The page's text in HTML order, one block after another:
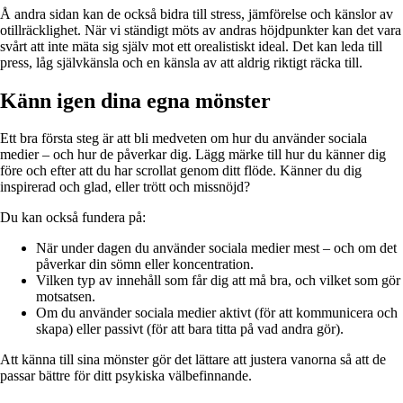
Å andra sidan kan de också bidra till stress, jämförelse och känslor av
otillräcklighet. När vi ständigt möts av andras höjdpunkter kan det vara
svårt att inte mäta sig själv mot ett orealistiskt ideal. Det kan leda till
press, låg självkänsla och en känsla av att aldrig riktigt räcka till.
Känn igen dina egna mönster
Ett bra första steg är att bli medveten om hur du använder sociala
medier – och hur de påverkar dig. Lägg märke till hur du känner dig
före och efter att du har scrollat genom ditt flöde. Känner du dig
inspirerad och glad, eller trött och missnöjd?
Du kan också fundera på:
När under dagen du använder sociala medier mest – och om det
påverkar din sömn eller koncentration.
Vilken typ av innehåll som får dig att må bra, och vilket som gör
motsatsen.
Om du använder sociala medier aktivt (för att kommunicera och
skapa) eller passivt (för att bara titta på vad andra gör).
Att känna till sina mönster gör det lättare att justera vanorna så att de
passar bättre för ditt psykiska välbefinnande.